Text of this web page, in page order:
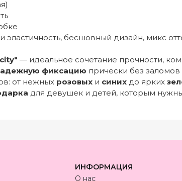
эластичность, бесшовный дизайн, микс
— идеальное сочетание прочности,
фиксацию прически без
от нежных розовых и синих до ярких
для девушек и детей, которым
ИНФОРМАЦИЯ
О нас